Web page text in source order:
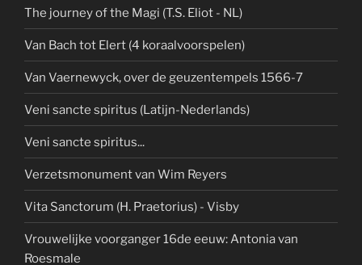
The journey of the Magi (T.S. Eliot - NL)
Van Bach tot Elert (4 koraalvoorspelen)
Van Vaernewyck, over de geuzentempels 1566-7
Veni sancte spiritus (Latijn-Nederlands)
Veni sancte spiritus...
Verzetsmonument van Wim Reyers
Vita Sanctorum (H. Praetorius) - Visby
Vrouwelijke voorganger 16de eeuw: Antonia van
Roesmale